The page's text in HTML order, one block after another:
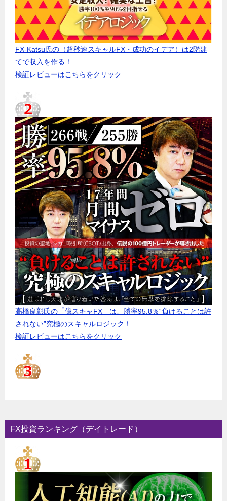
FX-Katsu氏の（超秒速スキャルFX・成功のイデア）は2階建
てで収入を作る！
検証レビューはこちらをクリック
高橋良彰氏の「億スキャFX」は、勝率95.8％“負けることは許
されない”究極のスキャルロジック！
検証レビューはこちらをクリック
FX投資ランキング（デイトレード）